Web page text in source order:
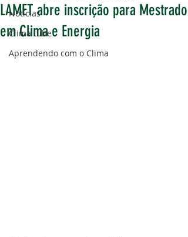
Notícias
Clima tube
Aprendendo com o Clima
LAMET abre inscrição para Mestrado
em Clima e Energia